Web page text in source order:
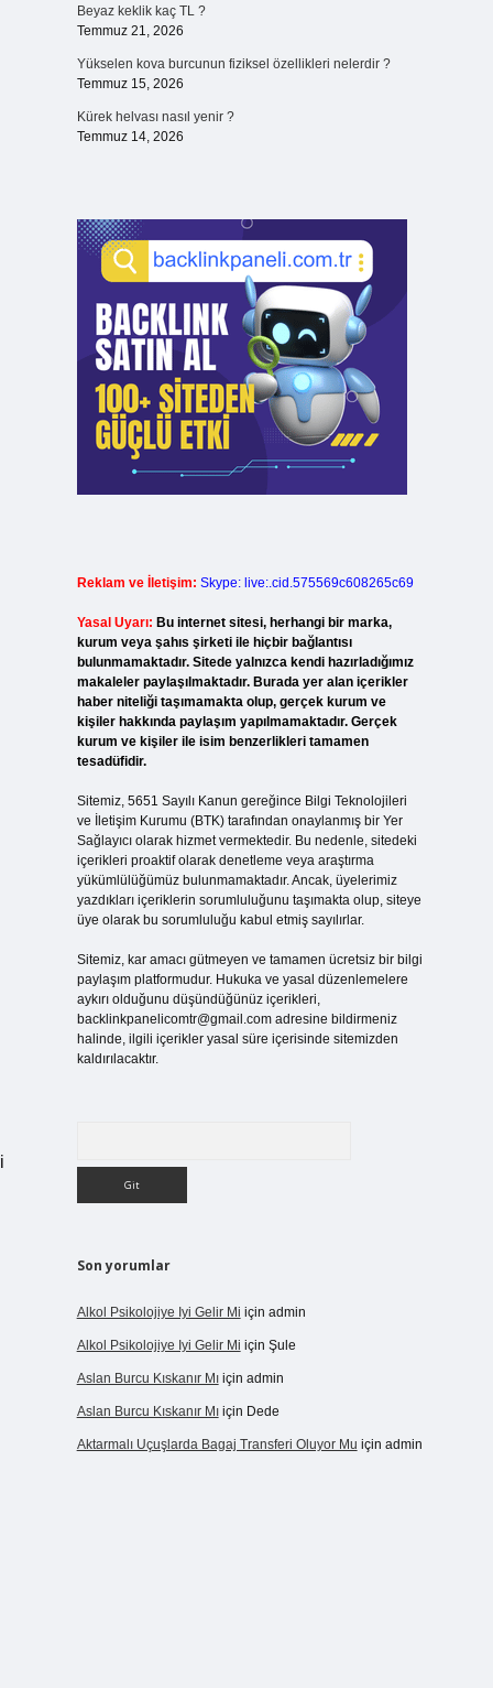
Beyaz keklik kaç TL ?
Temmuz 21, 2026
Yükselen kova burcunun fiziksel özellikleri nelerdir ?
Temmuz 15, 2026
Kürek helvası nasıl yenir ?
Temmuz 14, 2026
Reklam ve İletişim: Skype: live:.cid.575569c608265c69
Yasal Uyarı: Bu internet sitesi, herhangi bir marka,
kurum veya şahıs şirketi ile hiçbir bağlantısı
bulunmamaktadır. Sitede yalnızca kendi hazırladığımız
makaleler paylaşılmaktadır. Burada yer alan içerikler
haber niteliği taşımamakta olup, gerçek kurum ve
kişiler hakkında paylaşım yapılmamaktadır. Gerçek
kurum ve kişiler ile isim benzerlikleri tamamen
tesadüfidir.
Sitemiz, 5651 Sayılı Kanun gereğince Bilgi Teknolojileri
ve İletişim Kurumu (BTK) tarafından onaylanmış bir Yer
Sağlayıcı olarak hizmet vermektedir. Bu nedenle, sitedeki
içerikleri proaktif olarak denetleme veya araştırma
yükümlülüğümüz bulunmamaktadır. Ancak, üyelerimiz
yazdıkları içeriklerin sorumluluğunu taşımakta olup, siteye
üye olarak bu sorumluluğu kabul etmiş sayılırlar.
Sitemiz, kar amacı gütmeyen ve tamamen ücretsiz bir bilgi
paylaşım platformudur. Hukuka ve yasal düzenlemelere
aykırı olduğunu düşündüğünüz içerikleri,
backlinkpanelicomtr@gmail.comadresine bildirmeniz
halinde, ilgili içerikler yasal süre içerisinde sitemizden
kaldırılacaktır.
Son yorumlar
Alkol Psikolojiye Iyi Gelir Mi için admin
Alkol Psikolojiye Iyi Gelir Mi için Şule
Aslan Burcu Kıskanır Mıiçin admin
Aslan Burcu Kıskanır Mıiçin Dede
Aktarmalı Uçuşlarda Bagaj Transferi Oluyor Mu için admin